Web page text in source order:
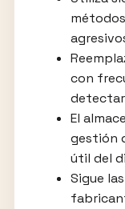
con
detectar
El
gestión
útil del
Sigue